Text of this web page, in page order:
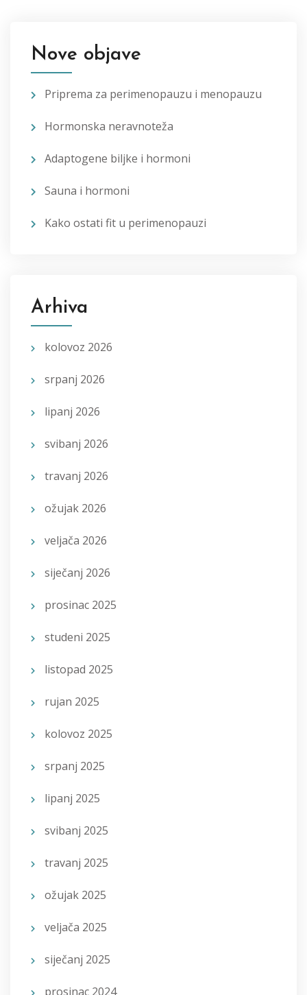
Nove objave
Priprema za perimenopauzu i menopauzu
Hormonska neravnoteža
Adaptogene biljke i hormoni
Sauna i hormoni
Kako ostati fit u perimenopauzi
Arhiva
kolovoz 2026
srpanj 2026
lipanj 2026
svibanj 2026
travanj 2026
ožujak 2026
veljača 2026
siječanj 2026
prosinac 2025
studeni 2025
listopad 2025
rujan 2025
kolovoz 2025
srpanj 2025
lipanj 2025
svibanj 2025
travanj 2025
ožujak 2025
veljača 2025
siječanj 2025
prosinac 2024